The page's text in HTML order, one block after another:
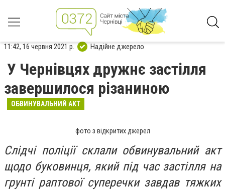
11:42, 16 червня 2021 р. Надійне джерело
У Чернівцях дружнє застілля
завершилося різаниною
ОБВИНУВАЛЬНИЙ АКТ
фото з відкритих джерел
Слідчі поліції склали обвинувальний акт
щодо буковинця, який під час застілля на
грунті раптової суперечки завдав тяжких